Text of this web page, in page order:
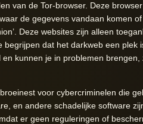
van de Tor-browser. Deze
de gegevens vandaan komen of
Deze websites zijn alleen
dat het darkweb een plek
kunnen je in problemen brengen,
voor cybercriminelen die
en andere schadelijke software
er geen reguleringen of